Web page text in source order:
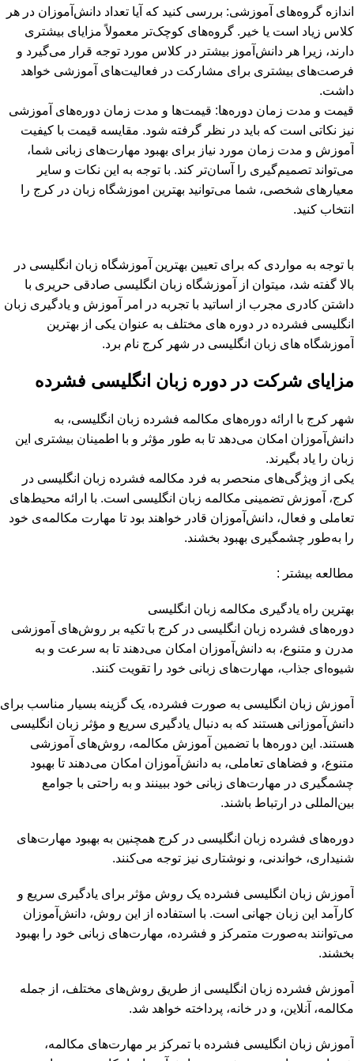
اندازه گروه‌های آموزشی: بررسی کنید که آیا تعداد دانش‌آموزان در هر
کلاس زیاد است یا خیر. گروه‌های کوچک‌تر معمولاً مزایای بیشتری
دارند، زیرا هر دانش‌آموز بیشتر در کلاس مورد توجه قرار می‌گیرد و
فرصت‌های بیشتری برای مشارکت در فعالیت‌های آموزشی خواهد
داشت.
قیمت و مدت زمان دوره‌ها: قیمت‌ها و مدت زمان دوره‌های آموزشی
نیز نکاتی است که باید در نظر گرفته شود. مقایسه قیمت با کیفیت
آموزش و مدت زمان مورد نیاز برای بهبود مهارت‌های زبانی شما،
می‌تواند تصمیم‌گیری را آسان‌تر کند. با توجه به این نکات و سایر
معیارهای شخصی، شما می‌توانید بهترین اموزشگاه زبان در کرج را
انتخاب کنید.
با توجه به مواردی که برای تعیین بهترین آموزشگاه زبان انگلیسی در
بالا گفته شد، می­توان از آموزشگاه زبان انگلیسی صادقی حریری با
داشتن کادری مجرب از اساتید با تجربه در امر آموزش و یادگیری زبان
انگلیسی فشرده در دوره های مختلف به عنوان یکی از بهترین
آموزشگاه های زبان انگلیسی در شهر کرج نام برد.
مزایای شرکت در دوره زبان انگلیسی فشرده
شهر کرج با ارائه دوره‌های مکالمه فشرده زبان انگلیسی، به
دانش‌آموزان امکان می‌دهد تا به طور مؤثر و با اطمینان بیشتری این
زبان را یاد بگیرند.
یکی از ویژگی‌های منحصر به فرد مکالمه فشرده زبان انگلیسی در
کرج، آموزش تضمینی مکالمه زبان انگلیسی است. با ارائه محیط‌های
تعاملی و فعال، دانش‌آموزان قادر خواهند بود تا مهارت مکالمه‌ی خود
را به‌طور چشمگیری بهبود بخشند.
مطالعه بیشتر :
بهترین راه یادگیری مکالمه زبان انگلیسی
دوره‌های فشرده زبان انگلیسی در کرج با تکیه بر روش‌های آموزشی
مدرن و متنوع، به دانش‌آموزان امکان می‌دهند تا به سرعت و به
شیوه‌ای جذاب، مهارت‌های زبانی خود را تقویت کنند.
آموزش زبان انگلیسی به صورت فشرده، یک گزینه بسیار مناسب برای
دانش‌آموزانی هستند که به دنبال یادگیری سریع و مؤثر زبان انگلیسی
هستند. این دوره‌ها با تضمین آموزش مکالمه، روش‌های آموزشی
متنوع، و فضاهای تعاملی، به دانش‌آموزان امکان می‌دهند تا بهبود
چشمگیری در مهارت‌های زبانی خود ببینند و به راحتی با جوامع
بین‌المللی در ارتباط باشند.
دوره‌های فشرده زبان انگلیسی در کرج همچنین به بهبود مهارت‌های
شنیداری، خواندنی، و نوشتاری نیز توجه می‌کنند.
آموزش زبان انگلیسی فشرده یک روش مؤثر برای یادگیری سریع و
کارآمد این زبان جهانی است. با استفاده از این روش، دانش‌آموزان
می‌توانند به‌صورت متمرکز و فشرده، مهارت‌های زبانی خود را بهبود
بخشند.
آموزش فشرده زبان انگلیسی از طریق روش‌های مختلف، از جمله
مکالمه، آنلاین، و در خانه، پرداخته خواهد شد.
آموزش زبان انگلیسی فشرده با تمرکز بر مهارت‌های مکالمه،